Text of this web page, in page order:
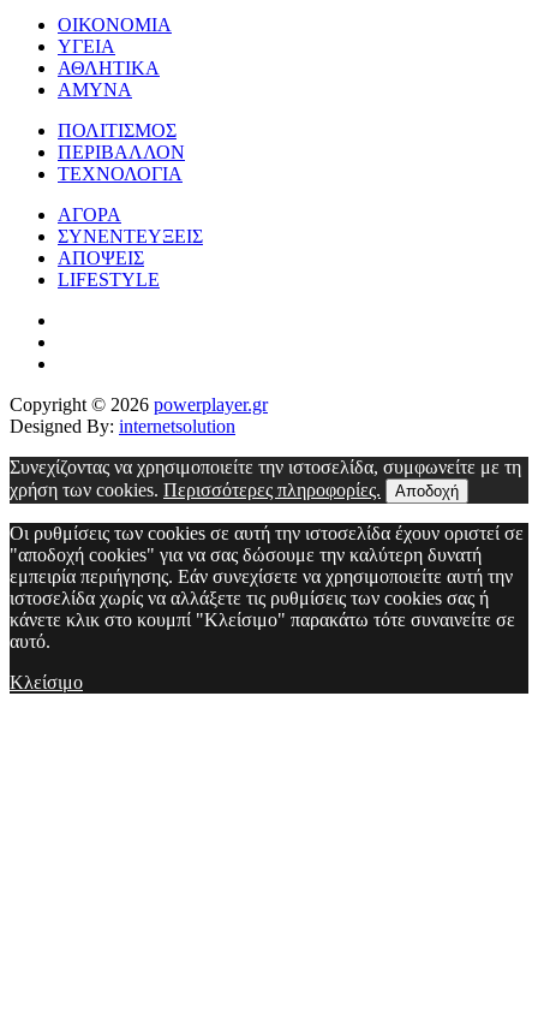
ΟΙΚΟΝΟΜΙΑ
ΥΓΕΙΑ
ΑΘΛΗΤΙΚΑ
ΑΜΥΝΑ
ΠΟΛΙΤΙΣΜΟΣ
ΠΕΡΙΒΑΛΛΟΝ
ΤΕΧΝΟΛΟΓΙΑ
ΑΓΟΡΑ
ΣΥΝΕΝΤΕΥΞΕΙΣ
ΑΠΟΨΕΙΣ
LIFESTYLE
Copyright © 2026 powerplayer.gr
Designed By: internetsolution
Συνεχίζοντας να χρησιμοποιείτε την ιστοσελίδα, συμφωνείτε με τη
χρήση των cookies. Περισσότερες πληροφορίες. Αποδοχή
Οι ρυθμίσεις των cookies σε αυτή την ιστοσελίδα έχουν οριστεί σε
"αποδοχή cookies" για να σας δώσουμε την καλύτερη δυνατή
εμπειρία περιήγησης. Εάν συνεχίσετε να χρησιμοποιείτε αυτή την
ιστοσελίδα χωρίς να αλλάξετε τις ρυθμίσεις των cookies σας ή
κάνετε κλικ στο κουμπί "Κλείσιμο" παρακάτω τότε συναινείτε σε
αυτό.
Κλείσιμο